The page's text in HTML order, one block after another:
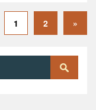
1 2 »